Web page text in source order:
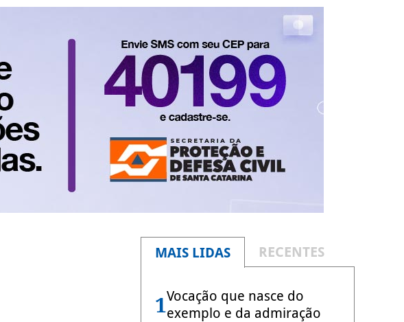
MAIS LIDAS RECENTES
1Vocação que nasce do
exemplo e da admiração